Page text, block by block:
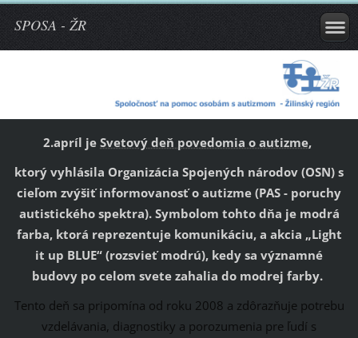
SPOSA - ŽR
2.apríl je Svetový deň povedomia o autizme,
ktorý vyhlásila Organizácia Spojených národov (OSN) s
cieľom zvýšiť informovanosť o autizme (PAS - poruchy
autistického spektra). Symbolom tohto dňa je modrá
farba, ktorá reprezentuje komunikáciu, a akcia „Light
it up BLUE“ (rozsvieť modrú), kedy sa významné
budovy po celom svete zahalia do modrej farby.
Tento deň sa pripomína od roku 2008 a zdôrazňuje potrebu
vzdelávania, diagnostiky a porozumenia pre ľudí s